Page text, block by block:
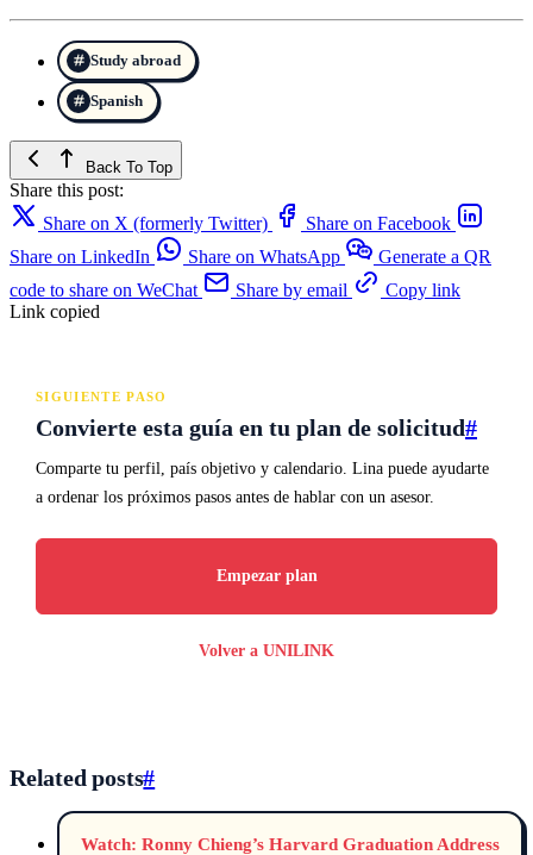
Study abroad
Spanish
Back To Top
Share this post:
Share on X (formerly Twitter)
Share on Facebook
Share on LinkedIn
Share on WhatsApp
Generate a QR
code to share on WeChat
Share by email
Copy link
Link copied
SIGUIENTE PASO
Convierte esta guía en tu plan de solicitud#
Comparte tu perfil, país objetivo y calendario. Lina puede ayudarte
a ordenar los próximos pasos antes de hablar con un asesor.
Empezar plan
Volver a UNILINK
Related posts#
Watch: Ronny Chieng’s Harvard Graduation Address